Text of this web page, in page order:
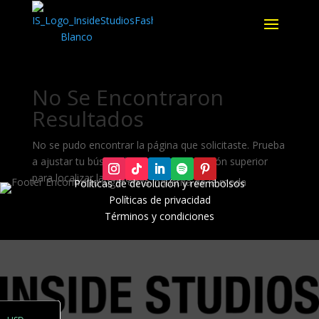
No Se Encontraron
Resultados
No se pudo encontrar la página que solicitaste. Prueba
a ajustar tu búsqueda o usa la navegación superior
para localizar la entrada.
Políticas de devolución y reembolsos
Políticas de privacidad
Términos y condiciones